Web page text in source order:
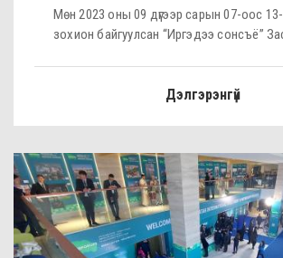
Мөн 2023 оны 09 дүгээр сарын 07-оос
зохион байгуулсан “Иргэдээ сонсъё”
Дэлгэрэнгүй